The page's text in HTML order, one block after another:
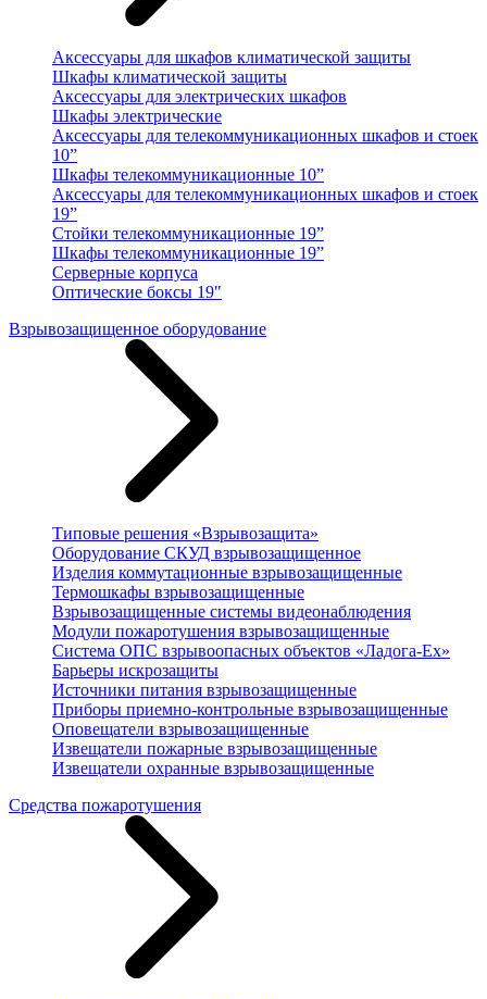
Аксессуары для шкафов климатической защиты
Шкафы климатической защиты
Аксессуары для электрических шкафов
Шкафы электрические
Аксессуары для телекоммуникационных шкафов и стоек
10”
Шкафы телекоммуникационные 10”
Аксессуары для телекоммуникационных шкафов и стоек
19”
Стойки телекоммуникационные 19”
Шкафы телекоммуникационные 19”
Серверные корпуса
Оптические боксы 19"
Взрывозащищенное оборудование
Типовые решения «Взрывозащита»
Оборудование СКУД взрывозащищенное
Изделия коммутационные взрывозащищенные
Термошкафы взрывозащищенные
Взрывозащищенные системы видеонаблюдения
Модули пожаротушения взрывозащищенные
Система ОПС взрывоопасных объектов «Ладога-Ex»
Барьеры искрозащиты
Источники питания взрывозащищенные
Приборы приемно-контрольные взрывозащищенные
Оповещатели взрывозащищенные
Извещатели пожарные взрывозащищенные
Извещатели охранные взрывозащищенные
Средства пожаротушения